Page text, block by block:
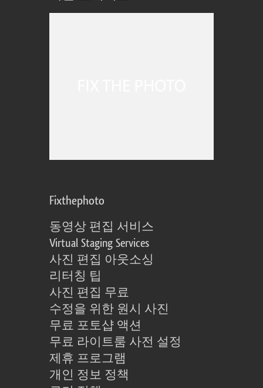
Fixthephoto
동영상 편집 서비스
Virtual Staging Services
사진 편집 아웃소싱
리터칭 팁
사진 편집 무료
수정을 위한 원시 사진
무료 포토샵 액션
무료 라이트룸 사전 설정
제휴 프로그램
개인 정보 정책